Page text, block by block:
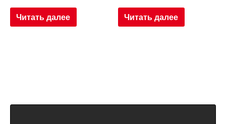
Читать далее Читать далее